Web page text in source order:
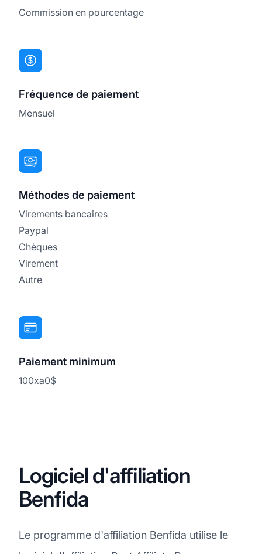
Commission en pourcentage
Fréquence de paiement
Mensuel
Méthodes de paiement
Virements bancaires
Paypal
Chèques
Virement
Autre
Paiement minimum
100xa0$
Logiciel d'affiliation
Benfida
Le programme d'affiliation Benfida utilise le